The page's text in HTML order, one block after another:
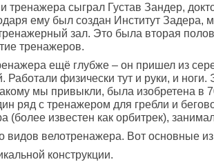
тренажера сыграл Густав Зандер,
ему был создан Институт Задера,
зал. Это была вторая
тренажеров.
ещё глубже – он пришел из
физически тут и руки, и
мы привыкли, была изобретена в
ряд с тренажером для гребли и
(более известен как орбитрек),
видов велотренажера. Вот основные
конструкции.